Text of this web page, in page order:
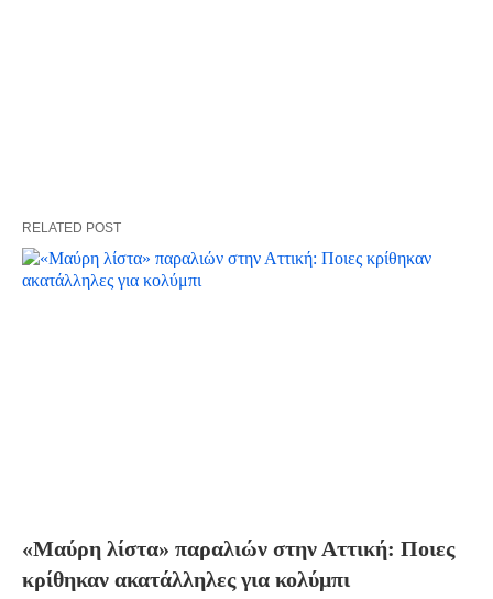
RELATED POST
«Μαύρη λίστα» παραλιών στην Αττική: Ποιες
κρίθηκαν ακατάλληλες για κολύμπι